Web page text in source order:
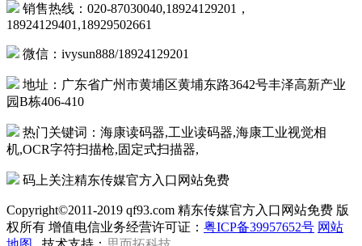
销售热线：020-87030040,18924129201，
18924129401,18929502661
微信：ivysun888/18924129201
地址：广东省广州市黄埔区黄埔东路3642号丰泽高新产业
园B栋406-410
热门关键词：海康读码器,工业读码器,海康工业视觉相
机,OCR字符扫描枪,固定式扫描器,
码上关注精东传媒官方入口网站免费
Copyright©2011-2019 qf93.com 精东传媒官方入口网站免费 版
权所有 增值电信业务经营许可证： 粤ICP备39957652号 网站